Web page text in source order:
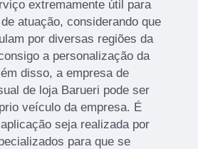
extremamente útil para
atuação, considerando que
por diversas regiões da
a personalização da
disso, a empresa de
de loja Barueri pode ser
veículo da empresa. É
seja realizada por
para que se